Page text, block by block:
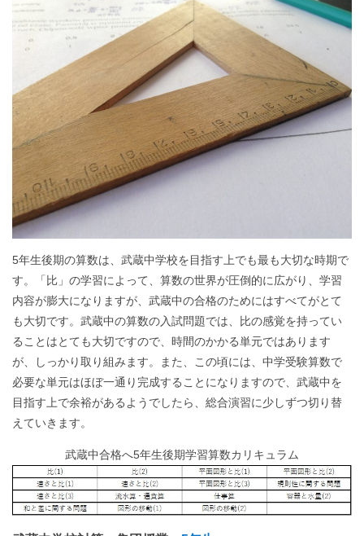
5年生後期の算数は、武蔵中学校を目指す上でも最も大切な時期で
す。「比」の学習によって、算数の世界が圧倒的に広がり、学習
内容が膨大になりますが、武蔵中の合格のためにはすべてがとて
も大切です。武蔵中の算数の入試問題では、比の感覚を持ってい
ることはとても大切ですので、時間のかかる単元ではあります
が、しっかり取り組みます。また、この頃には、中学受験算数で
必要な単元はほぼ一通り完成することになりますので、武蔵中を
目指す上で余裕があるようでしたら、総合演習に少しずつ切り替
えていきます。
武蔵中合格へ5年生後期学習算数カリキュラム